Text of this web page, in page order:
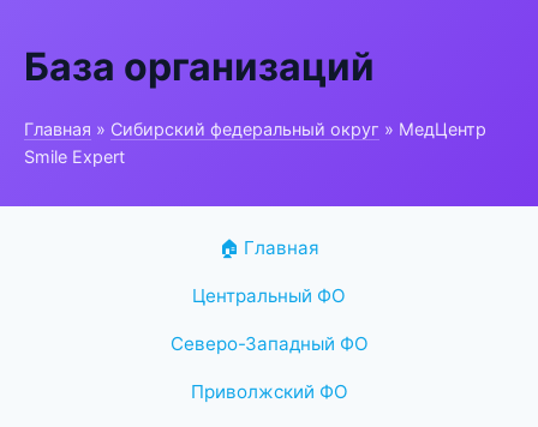
База организаций
Главная » Сибирский федеральный округ » МедЦентр
Smile Expert
🏠 Главная
Центральный ФО
Северо-Западный ФО
Приволжский ФО